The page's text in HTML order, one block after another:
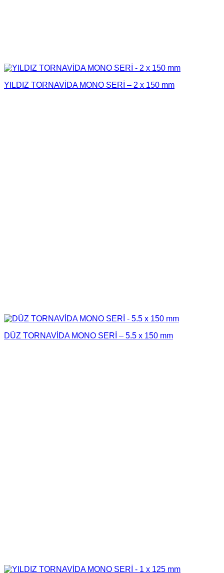
YILDIZ TORNAVİDA MONO SERİ – 2 x 150 mm
DÜZ TORNAVİDA MONO SERİ – 5.5 x 150 mm